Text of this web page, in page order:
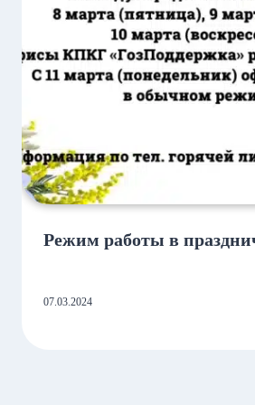
Режим работы в
07.03.2024